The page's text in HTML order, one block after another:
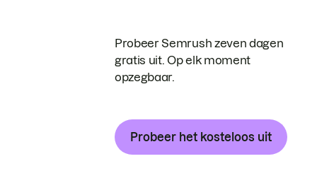
Probeer Semrush zeven dagen
gratis uit. Op elk moment
opzegbaar.
Probeer het kosteloos uit